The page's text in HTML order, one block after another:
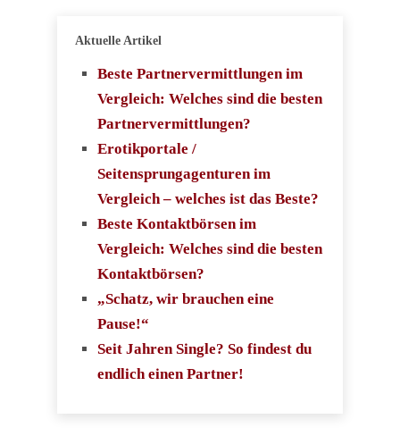
Aktuelle Artikel
Beste Partnervermittlungen im
Vergleich: Welches sind die besten
Partnervermittlungen?
Erotikportale /
Seitensprungagenturen im
Vergleich – welches ist das Beste?
Beste Kontaktbörsen im
Vergleich: Welches sind die besten
Kontaktbörsen?
„Schatz, wir brauchen eine
Pause!“
Seit Jahren Single? So findest du
endlich einen Partner!